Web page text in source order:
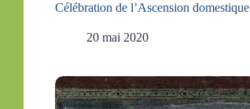
Célébration de l’Ascension domestique
20 mai 2020